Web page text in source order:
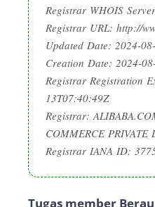
Registrar WHOIS
Registrar URL: http://
Updated Date: 2024-
Creation Date: 2024-
Registrar Registration
13T07:40:49Z
Registrar:
COMMERCE PRIVATE
Registrar IANA ID:
Tugas member